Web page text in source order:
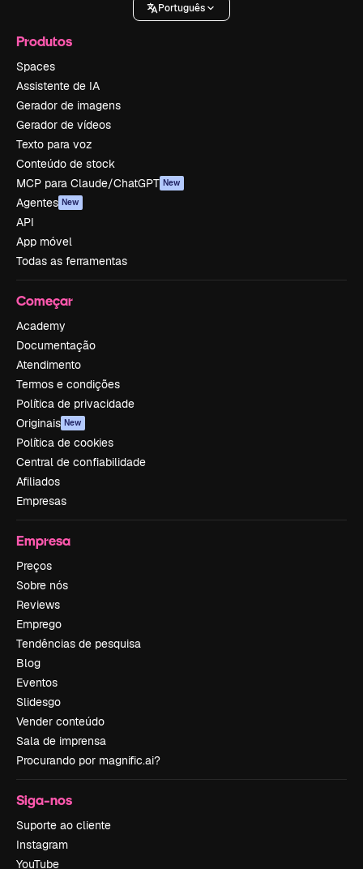
Português
Produtos
Spaces
Assistente de IA
Gerador de imagens
Gerador de vídeos
Texto para voz
Conteúdo de stock
MCP para Claude/ChatGPT New
Agentes New
API
App móvel
Todas as ferramentas
Começar
Academy
Documentação
Atendimento
Termos e condições
Política de privacidade
Originais New
Política de cookies
Central de confiabilidade
Afiliados
Empresas
Empresa
Preços
Sobre nós
Reviews
Emprego
Tendências de pesquisa
Blog
Eventos
Slidesgo
Vender conteúdo
Sala de imprensa
Procurando por magnific.ai?
Siga-nos
Suporte ao cliente
Instagram
YouTube